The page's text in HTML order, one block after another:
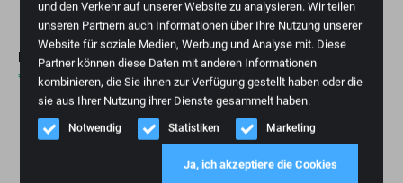
und den Verkehr auf unserer Website zu analysieren. Wir teilen
unseren Partnern auch Informationen über Ihre Nutzung unserer
Website für soziale Medien, Werbung und Analyse mit. Diese
Partner können diese Daten mit anderen Informationen
kombinieren, die Sie ihnen zur Verfügung gestellt haben oder die
sie aus Ihrer Nutzung ihrer Dienste gesammelt haben.
Notwendig Statistiken Marketing
Ja, ich akzeptiere die Cookies
RECARO Sportster CS Leistungsausgabe
€ 3.295,00
Rückständige Bestellungen